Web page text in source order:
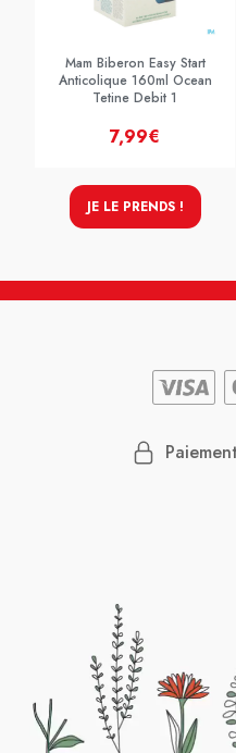
Mam Biberon Easy Start
Anticolique 160ml Ocean
Tetine Debit 1
7,99€
JE LE PRENDS !